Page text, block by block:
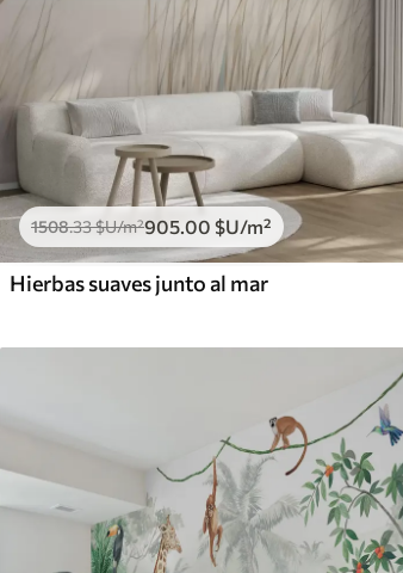
1508.33$U/m²905.00 $U/m²
Hierbas suaves junto al mar